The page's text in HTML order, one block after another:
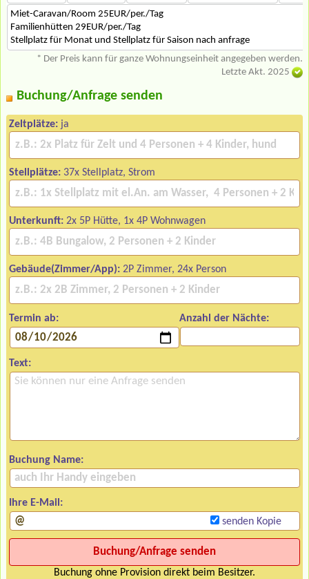
Miet-Caravan/Room 25EUR/per./Tag
Familienhütten 29EUR/per./Tag
Stellplatz für Monat und Stellplatz für Saison nach anfrage
* Der Preis kann für ganze Wohnungseinheit angegeben werden.
Letzte Akt. 2025
Buchung/Anfrage senden
Zeltplätze: ja
Stellplätze: 37x Stellplatz, Strom
Unterkunft: 2x 5P Hütte, 1x 4P Wohnwagen
Gebäude(Zimmer/App): 2P Zimmer, 24x Person
Termin ab: Anzahl der Nächte:
Text:
Buchung Name:
Ihre E-Mail:
senden Kopie
Buchung ohne Provision direkt beim Besitzer.